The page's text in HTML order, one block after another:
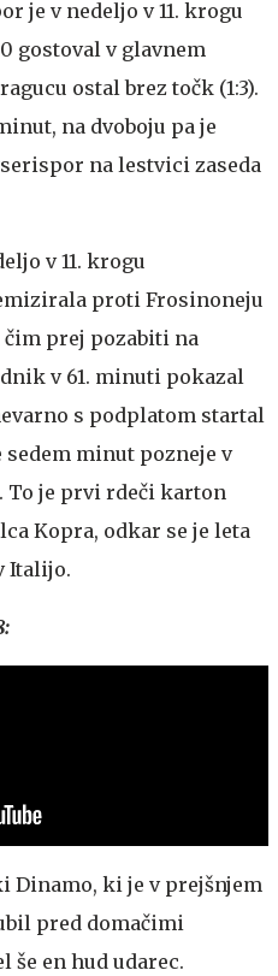
je v nedeljo v 11. krogu
gostoval v glavnem
ostal brez točk (1:3).
na dvoboju pa je
na lestvici zaseda
v 11. krogu
proti Frosinoneju
čim prej pozabiti na
v 61. minuti pokazal
s podplatom startal
sedem minut pozneje v
To je prvi rdeči karton
Kopra, odkar se je leta
Italijo.
Dinamo, ki je v prejšnjem
pred domačimi
še en hud udarec.